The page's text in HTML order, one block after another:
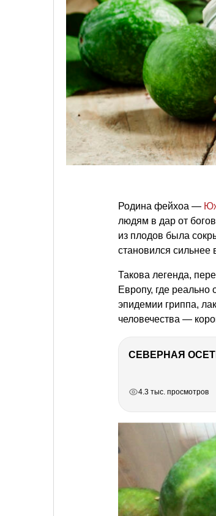
Родина фейхоа —
людям в дар от
из плодов была
становился сильнее
Такова легенда,
Европу, где реально
эпидемии гриппа,
человечества —
СЕВЕРНАЯ
4.3 тыс. просмотров